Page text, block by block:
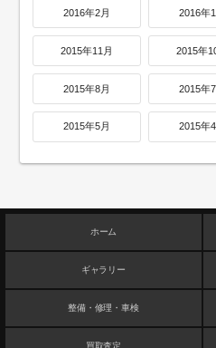
2016年2月 2016年
2015年11月 2015年
2015年8月 2015年
2015年5月 2015年4
ホーム
ギャラリー
整備・修理・車検
買取査定